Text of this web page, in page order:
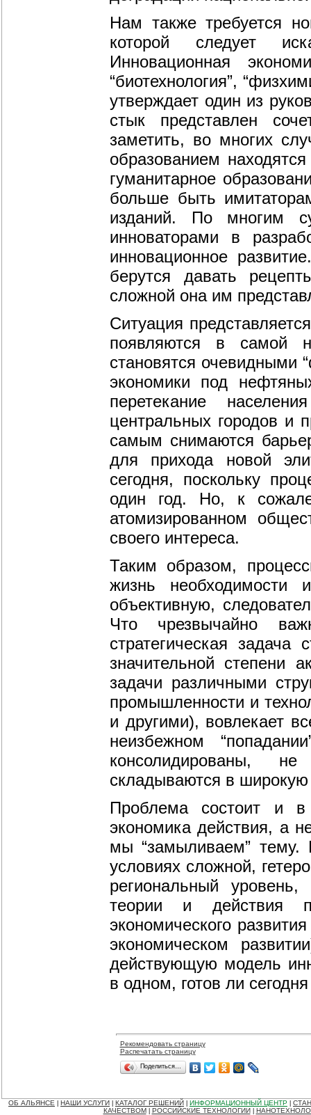
Нам также требуется
которой следует
Инновационная
“биотехнология”,
утверждает один из
стык представлен
заметить, во многих
образованием
гуманитарное
больше быть
изданий. По многим
инноваторами в
инновационное
берутся давать
сложной она им
Ситуация
появляются в самой
становятся очевидными
экономики под
перетекание
центральных городов и
самым снимаются
для прихода новой
сегодня, поскольку
один год. Но, к
атомизированном
своего интереса.
Таким образом,
жизнь необходимости
объективную,
Что чрезвычайно
стратегическая
значительной степени
задачи различными
промышленности и
и другими), вовлекает
неизбежном
консолидированы,
складываются в широкую
Проблема состоит и
экономика действия, а
мы “замыливаем” тему.
условиях сложной,
региональный
теории и действия
экономического
экономическом
действующую модель
в одном, готов ли
Рекомендовать страницу
Распечатать страницу
Поделиться…
ОБ АЛЬЯНСЕ НАШИ УСЛУГИ КАТАЛОГ РЕШЕНИЙ ИНФОРМАЦИОННЫЙ ЦЕНТР
КАЧЕСТВОМ
РОССИЙСКИЕ ТЕХНОЛОГИИ